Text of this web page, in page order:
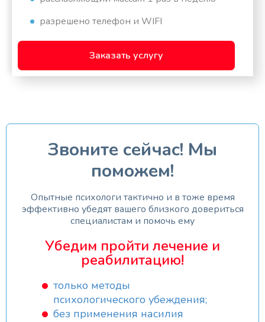
разрешено телефон и WIFI
Заказать услугу
Звоните сейчас! Мы
поможем!
Опытные психологи тактично и в тоже время
эффективно убедят вашего близкого довериться
специалистам и помочь ему
Убедим пройти лечение и
реабилитацию!
только методы
психологического убеждения;
без применения насилия